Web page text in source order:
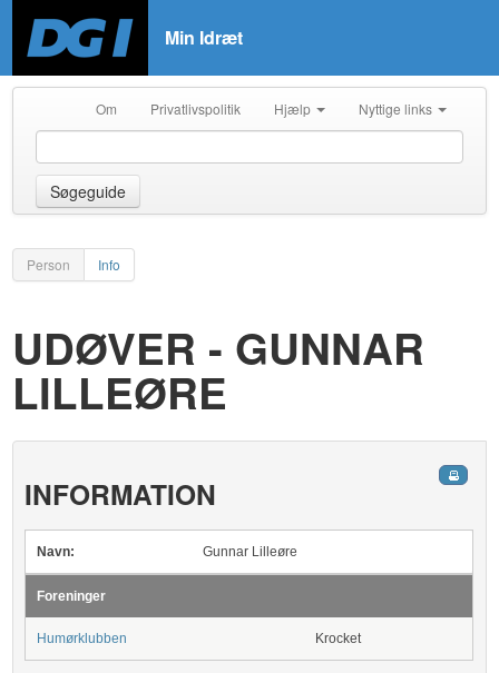
Min Idræt
Om Privatlivspolitik Hjælp Nyttige links
Søgeguide
Person Info
UDØVER - GUNNAR
LILLEØRE
INFORMATION
Navn: Gunnar Lilleøre
Foreninger
Humørklubben Krocket